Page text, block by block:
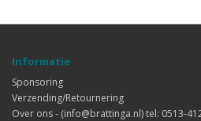
Informatie
Sponsoring
Verzending/Retournering
Over ons - (info@brattinga.nl) tel: 0513-